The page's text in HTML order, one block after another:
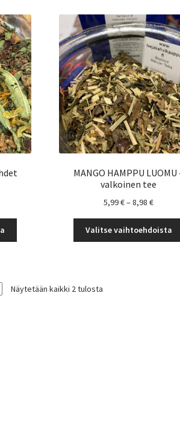
€
Voit
MANGO HAMPPU LUOMU
valkoinen tee
5,99€–8,98€
-
8,98 €
Valitse vaihtoehdoista
Näytetään kaikki 2 tulosta